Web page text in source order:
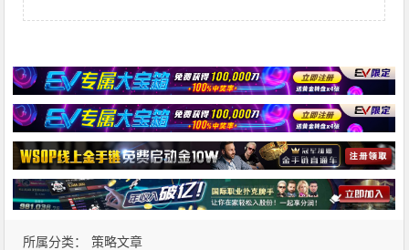
所属分类： 策略文章